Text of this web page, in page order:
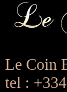
Le Coin
tel :